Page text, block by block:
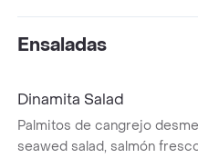
Ensaladas
Dinamita Salad
Palmitos de cangrejo
seawed salad, salmón